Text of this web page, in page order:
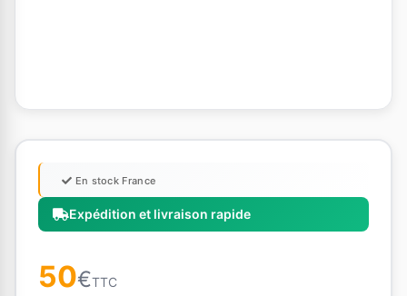
Expédition et livraison rapide
En stock France
50€TTC